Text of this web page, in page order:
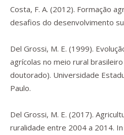
Costa, F. A. (2012). Formação
desafios do desenvolvimento
Del Grossi, M. E. (1999).
agrícolas no meio rural
doutorado). Universidade
Paulo.
Del Grossi, M. E. (2017).
ruralidade entre 2004 a 2014. In